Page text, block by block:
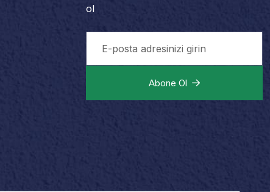
ol
Abone Ol